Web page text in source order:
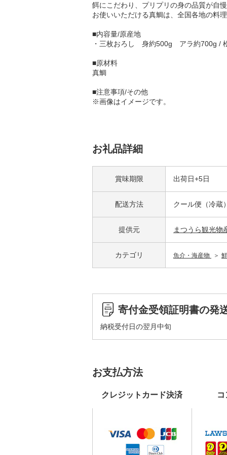
餌にこだわり、プリプリの身の品質が自
お使いいただける真鯛は、全国各地の料
■内容量/原産地
・三枚おろし 身約500g アラ約700g /
■原材料
真鯛
■注意事項/その他
※画像はイメージです。
お礼品詳細
賞味期限 出荷日+5日
配送方法 クール便（冷蔵
提供元 まつうら観光物
カテゴリ 魚介・海産物
寄付金受領証明書の発
納税受付日の翌月中旬
お支払方法
クレジットカード決済